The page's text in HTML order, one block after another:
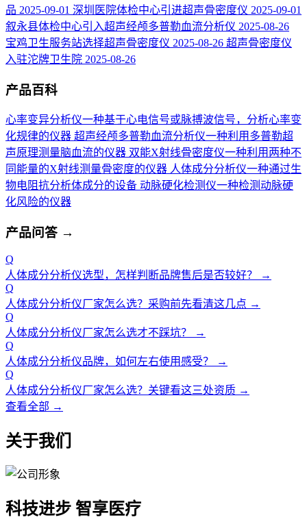
品 2025-09-01 深圳医院体检中心引进超声骨密度仪 2025-09-01
叙永县体检中心引入超声经颅多普勒血流分析仪 2025-08-26
宝鸡卫生服务站选择超声骨密度仪 2025-08-26 超声骨密度仪
入驻沱牌卫生院 2025-08-26
产品百科
心率变异分析仪一种基于心电信号或脉搏波信号，分析心率变
化规律的仪器 超声经颅多普勒血流分析仪一种利用多普勒超
声原理测量脑血流的仪器 双能X射线骨密度仪一种利用两种不
同能量的X射线测量骨密度的仪器 人体成分分析仪一种通过生
物电阻抗分析体成分的设备 动脉硬化检测仪一种检测动脉硬
化风险的仪器
产品问答 →
Q
人体成分分析仪选型，怎样判断品牌售后是否较好？
→
Q
人体成分分析仪厂家怎么选？采购前先看清这几点 →
Q
人体成分分析仪厂家怎么选才不踩坑？
→
Q
人体成分分析仪品牌，如何左右使用感受？
→
Q
人体成分分析仪厂家怎么选？关键看这三处资质 →
查看全部 →
关于我们
科技进步 智享医疗